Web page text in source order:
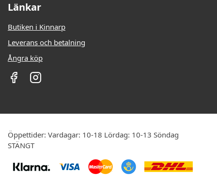
Länkar
Butiken i Kinnarp
Leverans och betalning
Ångra köp
Öppettider: Vardagar: 10-18 Lördag: 10-13 Söndag
STÄNGT